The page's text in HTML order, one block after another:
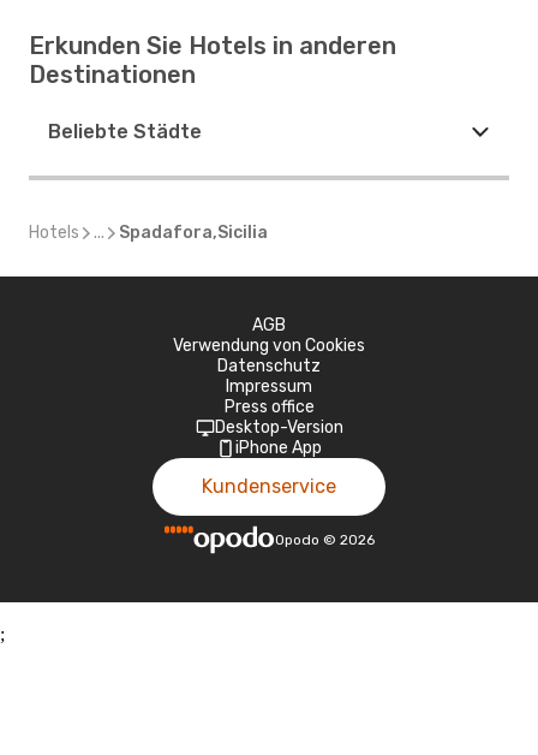
Erkunden Sie Hotels in anderen
Destinationen
Beliebte Städte
Hotels ... Spadafora,Sicilia
AGB
Verwendung von Cookies
Datenschutz
Impressum
Press office
Desktop-Version
iPhone App
Kundenservice
Opodo © 2026
;